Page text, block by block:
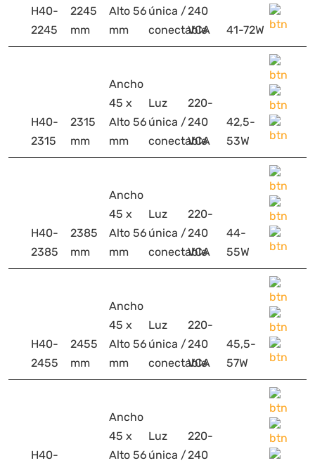
H40-
2245
2245
mm
Alto 56
mm
única /
conectable
240
VCA
41-72W
H40-
2315
2315
mm
Ancho
45 x
Alto 56
mm
Luz
única /
conectable
220-
240
VCA
42,5-
53W
H40-
2385
2385
mm
Ancho
45 x
Alto 56
mm
Luz
única /
conectable
220-
240
VCA
44-
55W
H40-
2455
2455
mm
Ancho
45 x
Alto 56
mm
Luz
única /
conectable
220-
240
VCA
45,5-
57W
H40-
Ancho
45 x
Alto 56
Luz
única /
220-
240